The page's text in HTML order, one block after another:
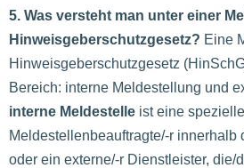
5. Was versteht man unter einer
Hinweisgeberschutzgesetz? Eine
Hinweisgeberschutzgesetz
Bereich: interne Meldestellung und
interne Meldestelle ist eine
Meldestellenbeauftragte/-r innerhalb
oder ein externe/-r Dienstleister, die/